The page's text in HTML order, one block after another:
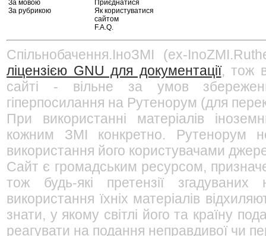
За мовою
За рубрикою
Приєднатися
Як користуватися
сайтом
F.A.Q.
Спільнобачення.ІноЗМІ (ex-
ліцензією GNU для документації, тож
сайті - вільне за умов
гіперпосилання на Рутенорум (для
При використанні матеріалів
кожним ЗМІ конкретно. Рутенорум
використання його користувачами
Сайт є громадським ресурсом,
тож будь-які претензії
використання їхніх матеріалів
знати, у якому світлі його та країну
реагувати на подання неправдивої чи